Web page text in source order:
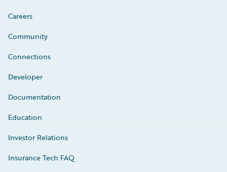
Careers
Community
Connections
Developer
Documentation
Education
Investor Relations
Insurance Tech FAQ